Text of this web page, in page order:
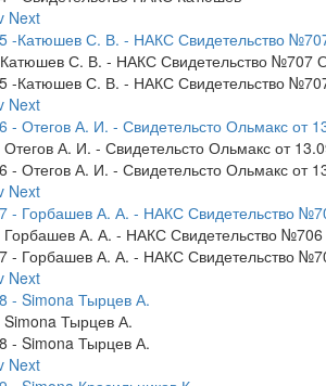
Next
С. В. - НАКС Свидетельство №707
Next
А. И. - Свидетельсто Ольмакс от
Next
Горбашев А. А. - НАКС Свидетельство
Next
Simona Тырцев А.
Next